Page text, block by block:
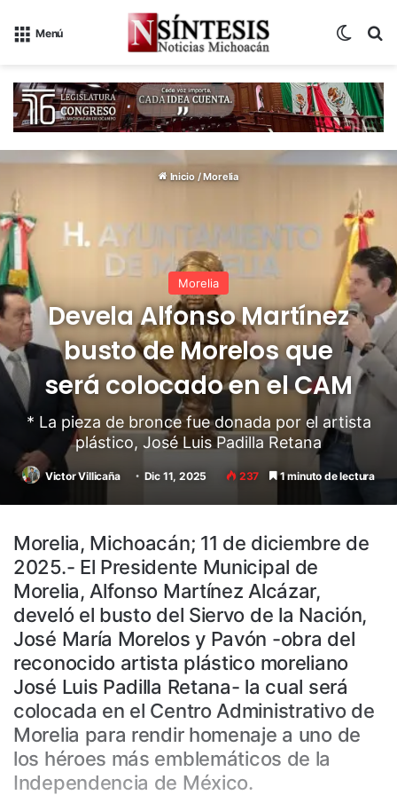
Menú
Inicio / Morelia
Morelia
Devela Alfonso Martínez
busto de Morelos que
será colocado en el CAM
* La pieza de bronce fue donada por el artista
plástico, José Luis Padilla Retana
Victor Villicaña Dic 11, 2025 237 1 minuto de lectura
Morelia, Michoacán; 11 de diciembre de
2025.- El Presidente Municipal de
Morelia, Alfonso Martínez Alcázar,
develó el busto del Siervo de la Nación,
José María Morelos y Pavón -obra del
reconocido artista plástico moreliano
José Luis Padilla Retana- la cual será
colocada en el Centro Administrativo de
Morelia para rendir homenaje a uno de
los héroes más emblemáticos de la
Independencia de México.